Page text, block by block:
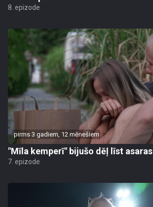
8. epizode
pirms 3 gadiem, 12 mēnešiem
"Mīla kemperī" bijušo dēļ līst asaras
7. epizode